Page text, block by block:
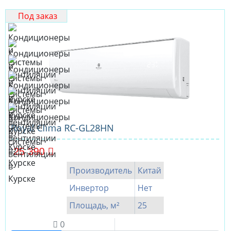
Под заказ
Royal Clima RC-GL28HN
25 390
Производитель Китай
Инвертор
Нет
Площадь, м²
25
0